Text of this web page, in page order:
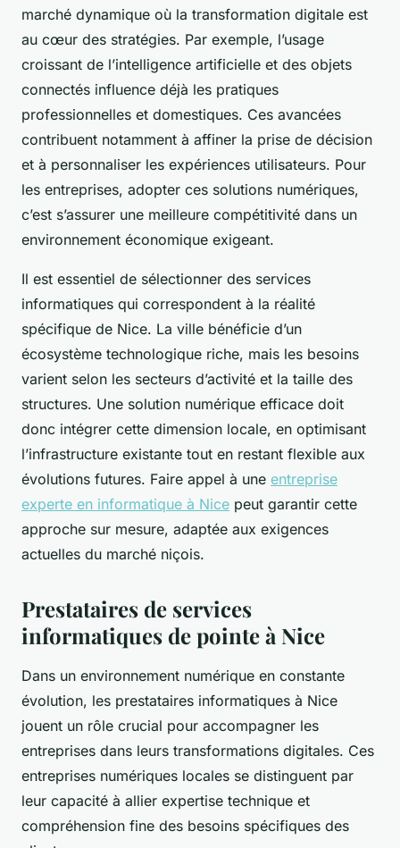
marché dynamique où la transformation digitale est
au cœur des stratégies. Par exemple, l’usage
croissant de l’intelligence artificielle et des objets
connectés influence déjà les pratiques
professionnelles et domestiques. Ces avancées
contribuent notamment à affiner la prise de décision
et à personnaliser les expériences utilisateurs. Pour
les entreprises, adopter ces solutions numériques,
c’est s’assurer une meilleure compétitivité dans un
environnement économique exigeant.
Il est essentiel de sélectionner des services
informatiques qui correspondent à la réalité
spécifique de Nice. La ville bénéficie d’un
écosystème technologique riche, mais les besoins
varient selon les secteurs d’activité et la taille des
structures. Une solution numérique efficace doit
donc intégrer cette dimension locale, en optimisant
l’infrastructure existante tout en restant flexible aux
évolutions futures. Faire appel à une entreprise
experte en informatique à Nice peut garantir cette
approche sur mesure, adaptée aux exigences
actuelles du marché niçois.
Prestataires de services
informatiques de pointe à Nice
Dans un environnement numérique en constante
évolution, les prestataires informatiques à Nice
jouent un rôle crucial pour accompagner les
entreprises dans leurs transformations digitales. Ces
entreprises numériques locales se distinguent par
leur capacité à allier expertise technique et
compréhension fine des besoins spécifiques des